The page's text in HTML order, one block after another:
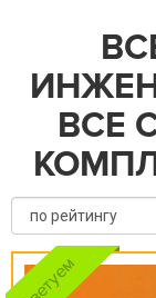
ВСЕ